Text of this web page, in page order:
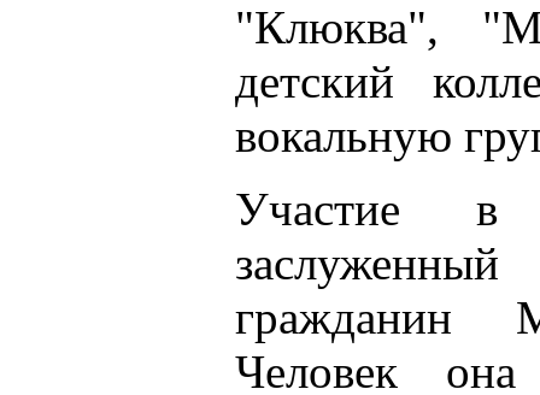
"Клюква",
детский
вокальную
Участие в
гражданин
Человек